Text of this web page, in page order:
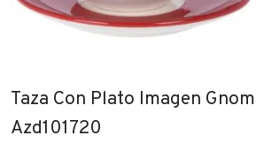
Ofertas
Catálogos
Taza Con Plato Imagen
Azd101720